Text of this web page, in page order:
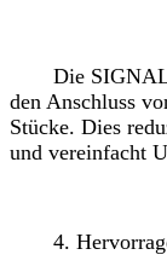
Die SIGNAL
den Anschluss
Stücke. Dies
und vereinfacht
4.